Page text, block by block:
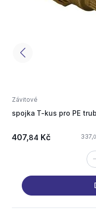
Závitové
spojka T-kus pro PE
407,84 Kč 337,